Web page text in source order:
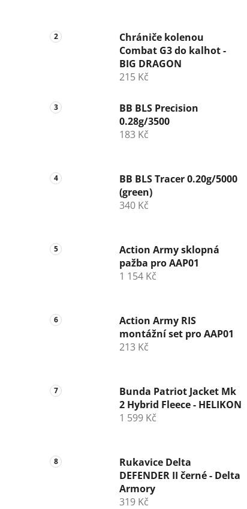
Chrániče kolenou
Combat G3 do kalhot -
BIG DRAGON
215 Kč
BB BLS Precision
0.28g/3500
183 Kč
BB BLS Tracer 0.20g/5000
(green)
340 Kč
Action Army sklopná
pažba pro AAP01
1 154 Kč
Action Army RIS
montážní set pro AAP01
213 Kč
Bunda Patriot Jacket Mk
2 Hybrid Fleece - HELIKON
1 599 Kč
Rukavice Delta
DEFENDER II černé - Delta
Armory
319 Kč